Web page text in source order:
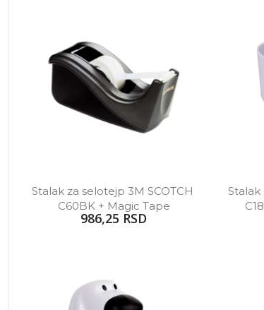
Stalak za selotejp 3M SCOTCH
C60BK + Magic Tape
986,25 RSD
Stalak